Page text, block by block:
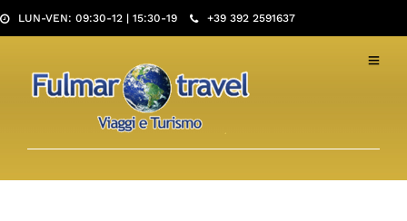
LUN-VEN: 09:30-12 | 15:30-19 +39 392 2591637